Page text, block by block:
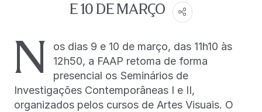
E 10 DE MARÇO
N
os dias 9 e 10 de março, das 11h10 às
12h50, a FAAP retoma de forma
presencial os Seminários de
Investigações Contemporâneas I e II,
organizados pelos cursos de Artes Visuais. O